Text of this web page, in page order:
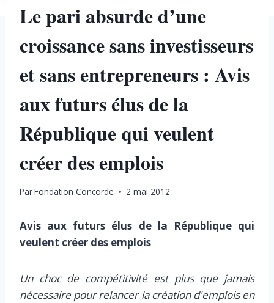
Le pari absurde d’une
croissance sans investisseurs
et sans entrepreneurs : Avis
aux futurs élus de la
République qui veulent
créer des emplois
ParFondation Concorde 2 mai 2012
Avis aux futurs élus de la République qui
veulent créer des emplois
Un choc de compétitivité est plus que jamais
nécessaire pour relancer la création d'emplois en